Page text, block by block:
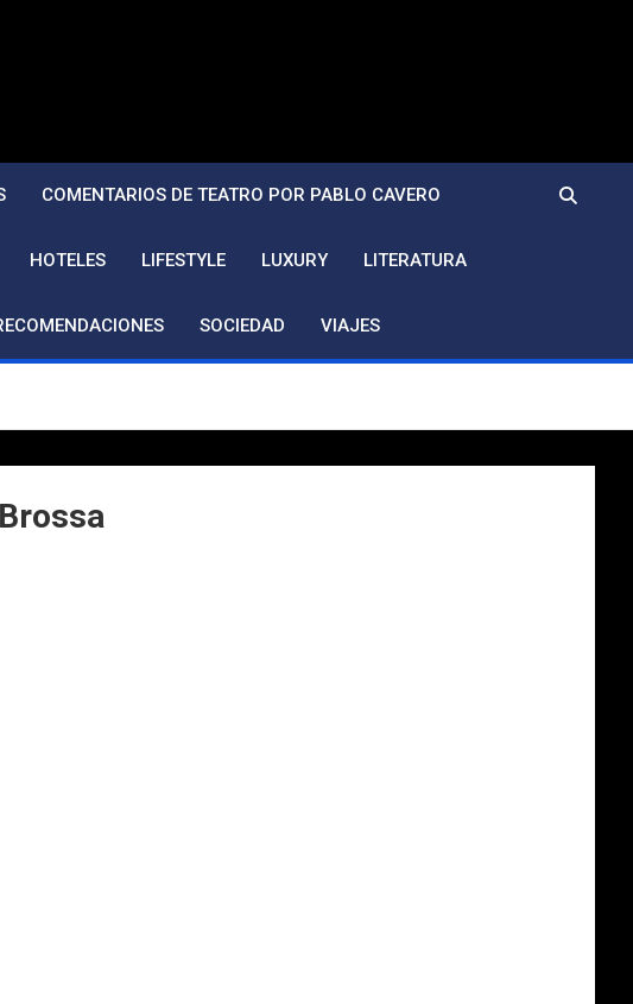
COMENTARIOS DE TEATRO POR PABLO CAVERO
HOTELES LIFESTYLE LUXURY LITERATURA
SOCIEDAD VIAJES